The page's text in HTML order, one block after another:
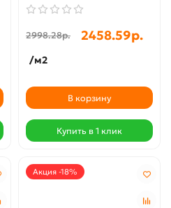
2998.28р. 2458.59р.
/м2
В корзину
Купить в 1 клик
Акция -18%